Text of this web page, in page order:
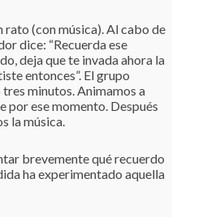
rato (con música). Al cabo de
dice: “Recuerda ese
deja que te invada ahora la
entonces”. El grupo
minutos. Animamos a
por ese momento. Después
la música.
brevemente qué recuerdo
ha experimentado aquella